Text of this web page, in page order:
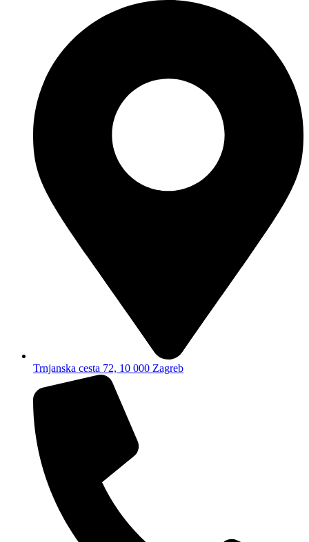
Trnjanska cesta 72, 10 000 Zagreb